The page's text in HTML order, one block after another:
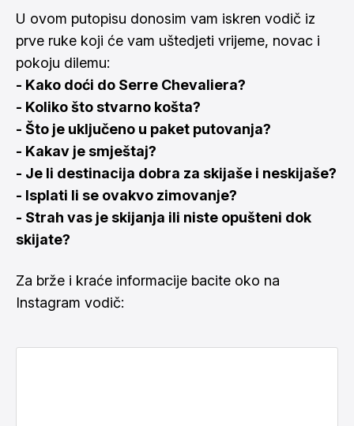
U ovom putopisu donosim vam iskren vodič iz
prve ruke koji će vam uštedjeti vrijeme, novac i
pokoju dilemu:
- Kako doći do Serre Chevaliera?
- Koliko što stvarno košta?
- Što je uključeno u paket putovanja?
- Kakav je smještaj?
- Je li destinacija dobra za skijaše i neskijaše?
- Isplati li se ovakvo zimovanje?
- Strah vas je skijanja ili niste opušteni dok
skijate?
Za brže i kraće informacije bacite oko na
Instagram vodič: